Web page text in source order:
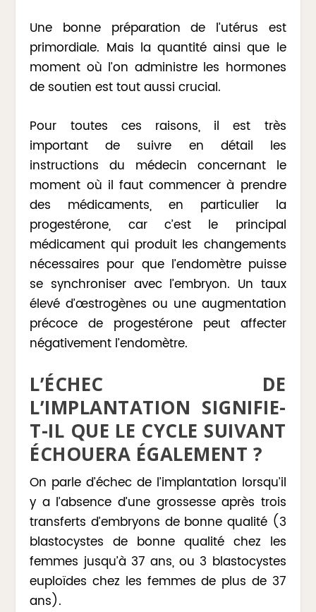
Une bonne préparation de l’utérus est
primordiale. Mais la quantité ainsi que le
moment où l’on administre les hormones
de soutien est tout aussi crucial.
Pour toutes ces raisons, il est très
important de suivre en détail les
instructions du médecin concernant le
moment où il faut commencer à prendre
des médicaments, en particulier la
progestérone, car c’est le principal
médicament qui produit les changements
nécessaires pour que l’endomètre puisse
se synchroniser avec l’embryon. Un taux
élevé d’œstrogènes ou une augmentation
précoce de progestérone peut affecter
négativement l’endomètre.
L’ÉCHEC DE
L’IMPLANTATION SIGNIFIE-
T-IL QUE LE CYCLE SUIVANT
ÉCHOUERA ÉGALEMENT ?
On parle d’échec de l’implantation lorsqu’il
y a l’absence d’une grossesse après trois
transferts d’embryons de bonne qualité (3
blastocystes de bonne qualité chez les
femmes jusqu’à 37 ans, ou 3 blastocystes
euploïdes chez les femmes de plus de 37
ans).